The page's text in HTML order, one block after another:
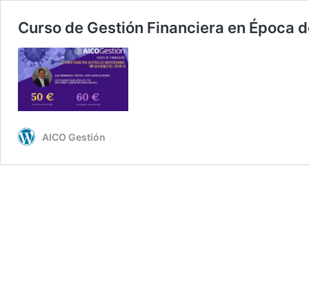
Curso de Gestión Financiera en Época
AICO Gestión